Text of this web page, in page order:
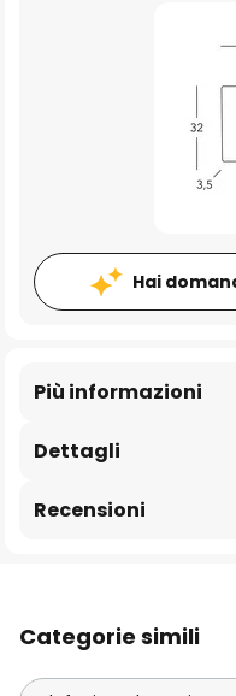
Hai
Dettagli
Più informazioni
Recensioni
Categorie simili